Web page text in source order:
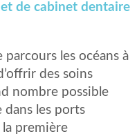
de cabinet dentaire
les océans à
des soins
nombre possible
dans les ports
première